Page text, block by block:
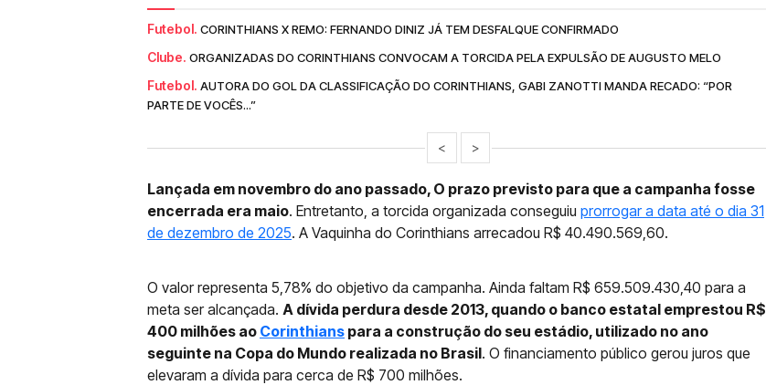
Futebol. CORINTHIANS X REMO: FERNANDO DINIZ JÁ TEM DESFALQUE CONFIRMADO
Clube. ORGANIZADAS DO CORINTHIANS CONVOCAM A TORCIDA PELA EXPULSÃO DE AUGUSTO MELO
Futebol. AUTORA DO GOL DA CLASSIFICAÇÃO DO CORINTHIANS, GABI ZANOTTI MANDA RECADO: “POR
PARTE DE VOCÊS...”
< >
Lançada em novembro do ano passado, O prazo previsto para que a campanha fosse
encerrada era maio. Entretanto, a torcida organizada conseguiu prorrogar a data até o dia 31
de dezembro de 2025. A Vaquinha do Corinthians arrecadou R$ 40.490.569,60.
O valor representa 5,78% do objetivo da campanha. Ainda faltam R$ 659.509.430,40 para a
meta ser alcançada. A dívida perdura desde 2013, quando o banco estatal emprestou R$
400 milhões ao Corinthians para a construção do seu estádio, utilizado no ano
seguinte na Copa do Mundo realizada no Brasil. O financiamento público gerou juros que
elevaram a dívida para cerca de R$ 700 milhões.